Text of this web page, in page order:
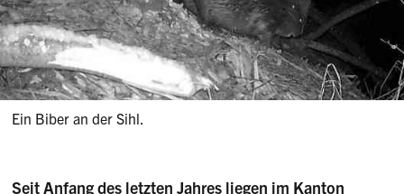
Ein Biber an der Sihl.
Seit Anfang des letzten Jahres liegen im Kanton